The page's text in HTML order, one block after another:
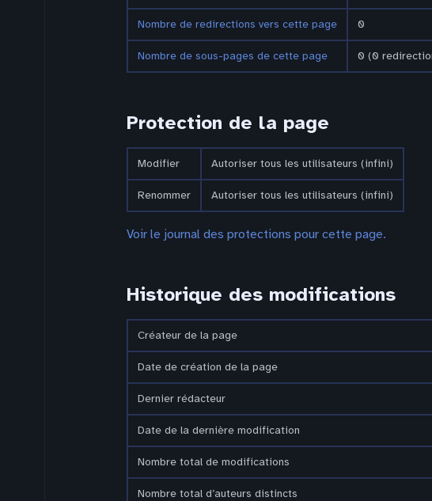
Nombre de redirections vers cette page 0
Nombre de sous-pages de cette page 0 (0
Protection de la page
Modifier Autoriser tous les utilisateurs (infini)
Renommer Autoriser tous les utilisateurs (infini)
Voir le journal des protections pour cette page.
Historique des modifications
Créateur de la page
Date de création de la page
Dernier rédacteur
Date de la dernière modification
Nombre total de modifications
Nombre total d’auteurs distincts